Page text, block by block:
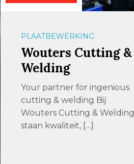
PLAATBEWERKING
Wouters Cutting &
Welding
Your partner for ingenious
cutting & welding Bij
Wouters Cutting & Welding
staan kwaliteit, […]